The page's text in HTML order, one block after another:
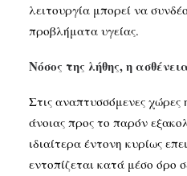
λειτουργία μπορεί να
προβλήματα υγείας.
Νόσος της λήθης, η
Στις αναπτυσσόμενες χώρες
άνοιας προς το παρόν
ιδιαίτερα έντονη κυρίως
εντοπίζεται κατά μέσο όρο